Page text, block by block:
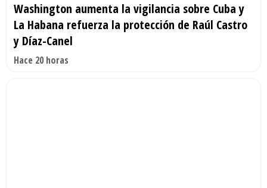
Washington aumenta la vigilancia sobre Cuba y
La Habana refuerza la protección de Raúl Castro
y Díaz-Canel
Hace 20 horas